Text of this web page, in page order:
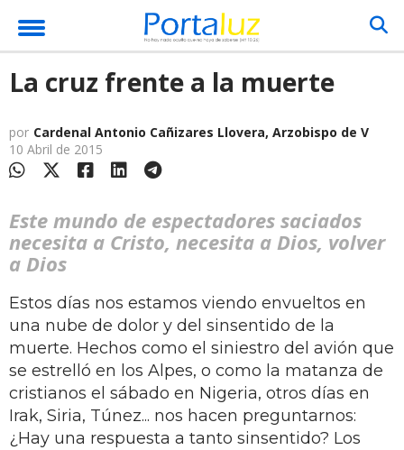
La cruz frente a la muerte
por Cardenal Antonio Cañizares Llovera, Arzobispo de V
10 Abril de 2015
Este mundo de espectadores saciados
necesita a Cristo, necesita a Dios, volver
a Dios
Estos días nos estamos viendo envueltos en
una nube de dolor y del sinsentido de la
muerte. Hechos como el siniestro del avión que
se estrelló en los Alpes, o como la matanza de
cristianos el sábado en Nigeria, otros días en
Irak, Siria, Túnez... nos hacen preguntarnos:
¿Hay una respuesta a tanto sinsentido? Los